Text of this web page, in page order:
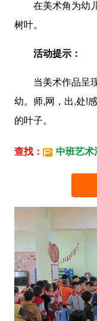
在美术角为幼儿
树叶。
活动提示：
当美术作品呈现
幼。师,网，出,处!
的叶子。
查找： 中班艺术